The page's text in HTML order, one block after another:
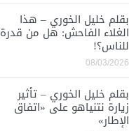
بقلم خليل الخوري – هذا
الغلاء الفاحش: هل من قدرة
للناس؟!
08/03/2026
بقلم خليل الخوري – تأثير
زيارة نتنياهو على «اتفاق
الإطار»